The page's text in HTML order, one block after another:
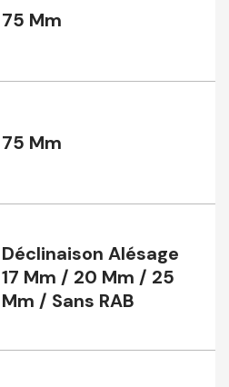
75 Mm
75 Mm
Déclinaison Alésage
17 Mm / 20 Mm / 25
Mm / Sans RAB